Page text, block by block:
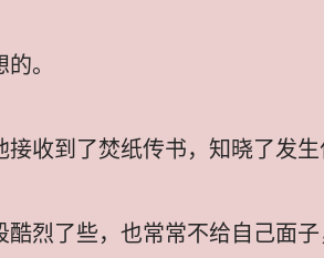
。
收到了焚纸传书，知晓了发生
酷烈了些，也常常不给自己面